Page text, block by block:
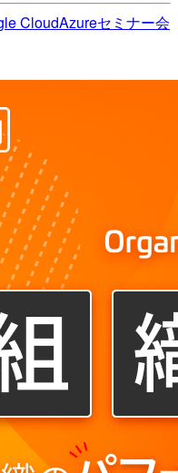
CloudAzureセミナー会